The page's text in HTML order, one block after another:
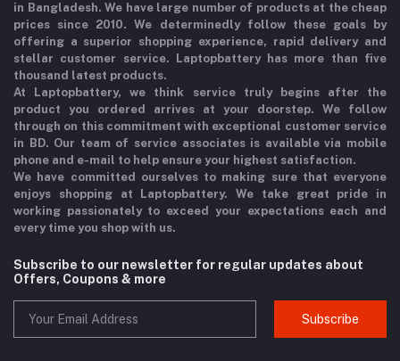
in Bangladesh. We have large number of products at the cheap
prices since 2010. We determinedly follow these goals by
offering a superior shopping experience, rapid delivery and
stellar customer service. Laptopbattery has more than five
thousand latest products.
At Laptopbattery, we think service truly begins after the
product you ordered arrives at your doorstep. We follow
through on this commitment with exceptional customer service
in BD. Our team of service associates is available via mobile
phone and e-mail to help ensure your highest satisfaction.
We have committed ourselves to making sure that everyone
enjoys shopping at Laptopbattery. We take great pride in
working passionately to exceed your expectations each and
every time you shop with us.
Subscribe to our newsletter for regular updates about
Offers, Coupons & more
Subscribe